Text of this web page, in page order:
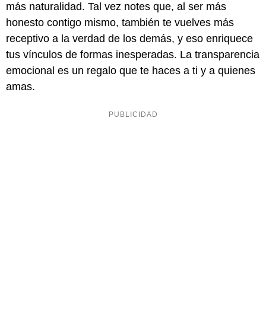
más naturalidad. Tal vez notes que, al ser más
honesto contigo mismo, también te vuelves más
receptivo a la verdad de los demás, y eso enriquece
tus vínculos de formas inesperadas. La transparencia
emocional es un regalo que te haces a ti y a quienes
amas.